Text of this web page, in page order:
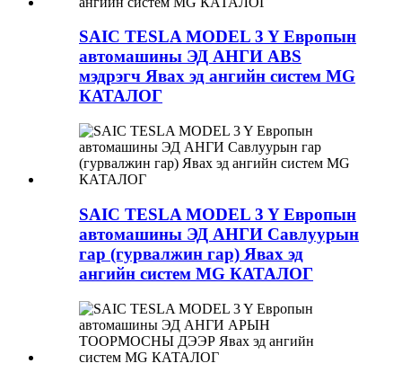
SAIC TESLA MODEL 3 Y Европын
автомашины ЭД АНГИ ABS
мэдрэгч Явах эд ангийн систем MG
КАТАЛОГ
SAIC TESLA MODEL 3 Y Европын
автомашины ЭД АНГИ Савлуурын
гар (гурвалжин гар) Явах эд
ангийн систем MG КАТАЛОГ